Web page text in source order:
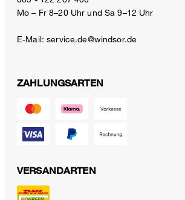
Mo – Fr 8–20 Uhr und Sa 9–12 Uhr
E-Mail:service.de@windsor.de
ZAHLUNGSARTEN
VERSANDARTEN